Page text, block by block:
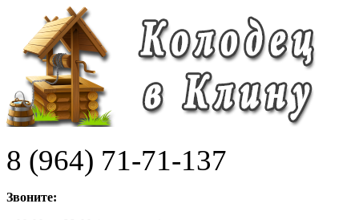
8 (964) 71-71-137
Звоните: